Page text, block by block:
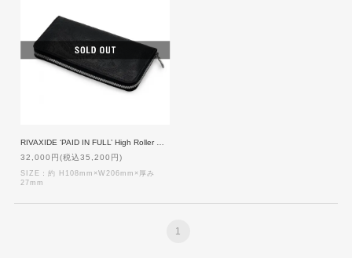
32,000円(税込35,200円)
SIZE：約 H108mm×W206mm×厚み
27mm
1